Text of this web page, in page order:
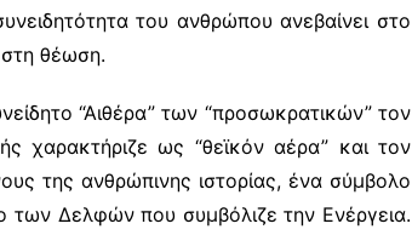
του ανθρώπου ανεβαίνει στο
θέωση.
“Αιθέρα” των “προσω­κρατικών” τον
χαρακτήριζε ως “θεϊκόν αέρα” και τον
της ανθρώπινης ιστορίας, ένα σύμβολο
Δελφών που συμβόλιζε την Ενέργεια.